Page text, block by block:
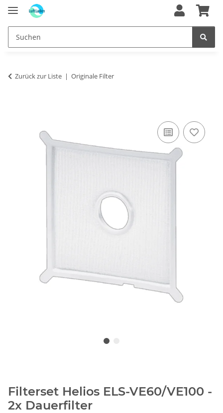
Zurück zur Liste Originale Filter
Filterset Helios ELS-VE60/VE100 -
2x Dauerfilter